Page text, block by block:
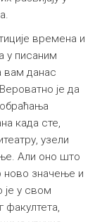
времена и
у писаним
вам данас
је да
када сте,
узели
Али оно што
ново значење и
је у свом